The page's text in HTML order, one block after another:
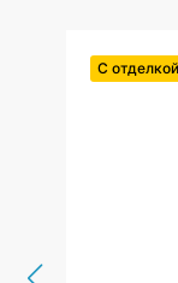
С отделкой